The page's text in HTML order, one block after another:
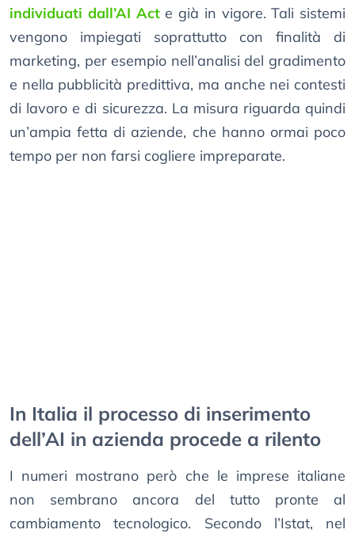
individuati dall’AI Acte già in vigore. Tali sistemi
vengono impiegati soprattutto con finalità di
marketing, per esempio nell’analisi del gradimento
e nella pubblicità predittiva, ma anche nei contesti
di lavoro e di sicurezza. La misura riguarda quindi
un’ampia fetta di aziende, che hanno ormai poco
tempo per non farsi cogliere impreparate.
In Italia il processo di inserimento
dell’AI in azienda procede a rilento
I numeri mostrano però che le imprese italiane
non sembrano ancora del tutto pronte al
cambiamento tecnologico. Secondo l’Istat, nel